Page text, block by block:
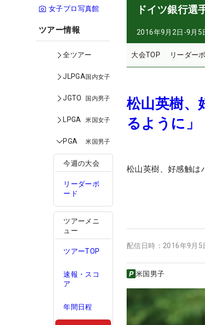
女子プロ写真館
ツアー情報
全ツアー
JLPGA国内女子
JGTO 国内男子
LPGA 米国女子
PGA 米国男子
今週の大会
リーダーボ
ード
ツアーメニ
ュー
ツアーTOP
速報・スコ
ア
年間日程
ドイツ銀行選
2016年9月2日-9月5
大会TOP リーダー
松山英樹、
るように」
松山英樹、好感触は
配信日時： 2016年9月5
米国男子